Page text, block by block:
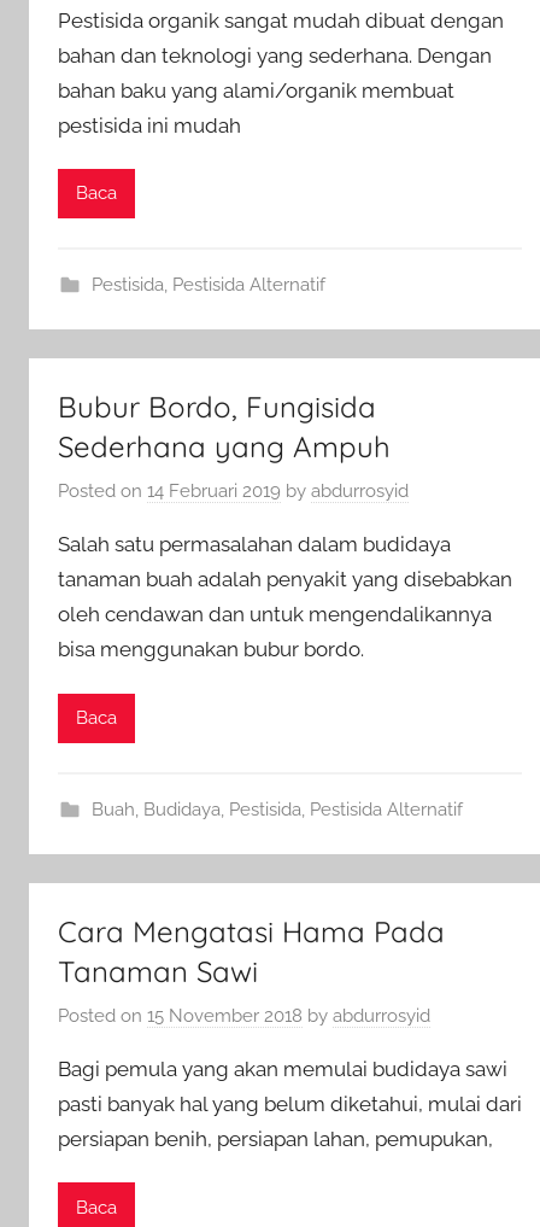
Pestisida organik sangat mudah dibuat dengan
bahan dan teknologi yang sederhana. Dengan
bahan baku yang alami/organik membuat
pestisida ini mudah
Baca
Pestisida, Pestisida Alternatif
Bubur Bordo, Fungisida
Sederhana yang Ampuh
Posted on 14 Februari 2019 by abdurrosyid
Salah satu permasalahan dalam budidaya
tanaman buah adalah penyakit yang disebabkan
oleh cendawan dan untuk mengendalikannya
bisa menggunakan bubur bordo.
Baca
Buah Budidaya Pestisida Pestisida Alternatif
Cara Mengatasi Hama Pada
Tanaman Sawi
Posted on 15 November 2018 by abdurrosyid
Bagi pemula yang akan memulai budidaya sawi
pasti banyak hal yang belum diketahui, mulai dari
persiapan benih, persiapan lahan, pemupukan,
Baca